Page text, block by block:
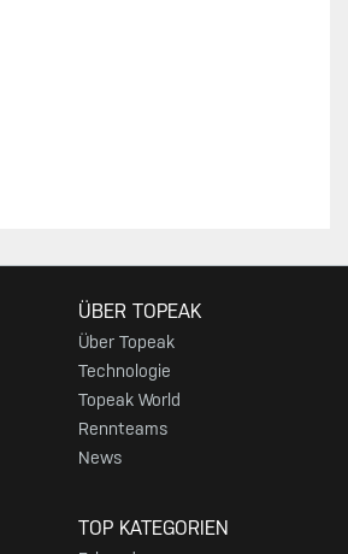
ÜBER TOPEAK
Über Topeak
Technologie
Topeak World
Rennteams
News
TOP KATEGORIEN